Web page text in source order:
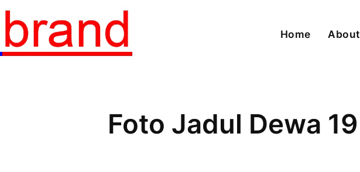
Home About
Foto Jadul Dewa 19